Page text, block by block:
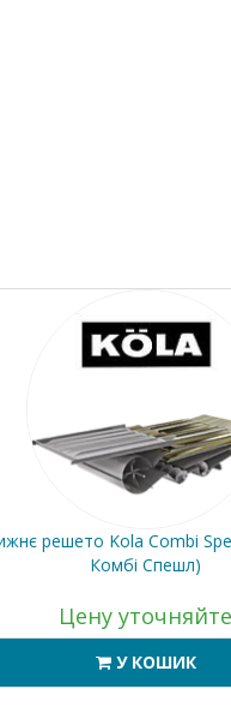
решето Kola Combi
Комбі Спешл)
Цену уточняйте
У КОШИК